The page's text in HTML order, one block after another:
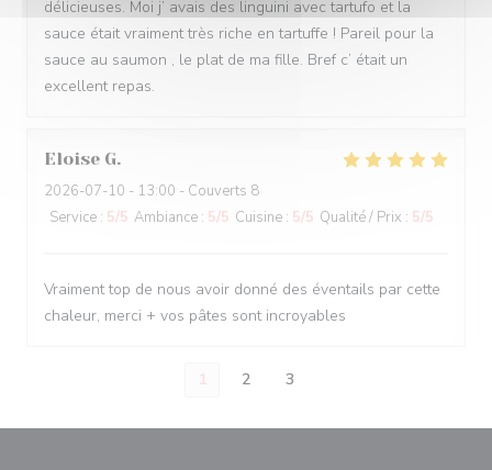
délicieuses. Moi j’ avais des linguini avec tartufo et la
sauce était vraiment très riche en tartuffe ! Pareil pour la
sauce au saumon , le plat de ma fille. Bref c’ était un
excellent repas.
Eloise G
2026-07-10 - 13:00 - Couverts 8
Service : 5/5 Ambiance : 5/5 Cuisine : 5/5 Qualité / Prix : 5/5
Vraiment top de nous avoir donné des éventails par cette
chaleur, merci + vos pâtes sont incroyables
1 2 3